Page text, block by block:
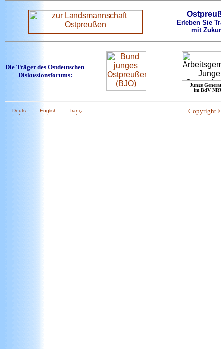
Erleben Sie
mit
Die Träger des Ostdeutschen
Diskussionsforums:
Junge
im BdV
Copyright